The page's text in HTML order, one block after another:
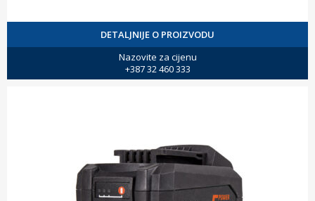
DETALJNIJE O PROIZVODU
Nazovite za cijenu
+387 32 460 333